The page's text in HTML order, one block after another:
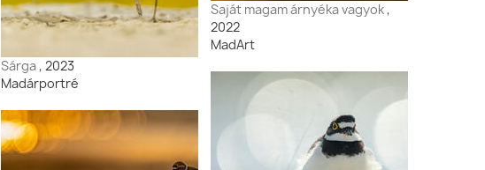
Sárga, 2023
Madárportré
Saját magam árnyéka vagyok,
2022
MadArt